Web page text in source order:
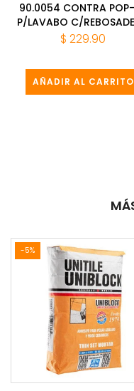
90.0054 CONTRA
P/LAVABO C/
$ 229.90
AÑADIR AL CARRITO
-5%